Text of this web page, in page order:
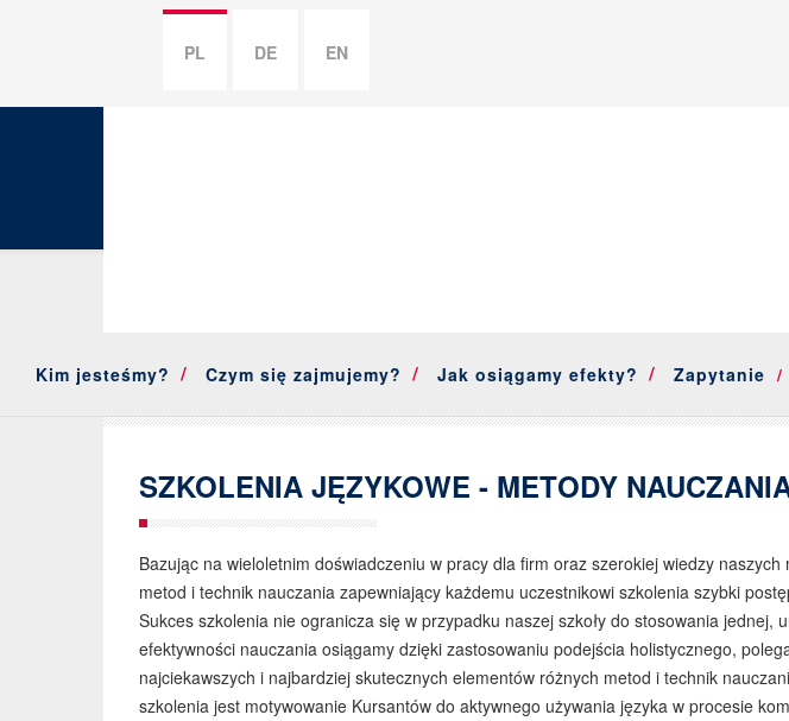
PL DE EN
Kim jesteśmy? Czym się zajmujemy? Jak osiągamy efekty? Zapytanie
SZKOLENIA JĘZYKOWE - METODY
Bazując na wieloletnim doświadczeniu w pracy dla firm oraz szerokiej wiedzy
metod i technik nauczania zapewniający każdemu uczestnikowi szkolenia szybki
Sukces szkolenia nie ogranicza się w przypadku naszej szkoły do stosowania jednej,
efektywności nauczania osiągamy dzięki zastosowaniu podejścia holistycznego,
najciekawszych i najbardziej skutecznych elementów różnych metod i technik
szkolenia jest motywowanie Kursantów do aktywnego używania języka w procesie